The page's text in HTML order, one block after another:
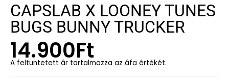
CAPSLAB X LOONEY TUNES
BUGS BUNNY TRUCKER
14.900Ft
A feltüntetett ár tartalmazza az áfa értékét.